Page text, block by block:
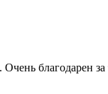
благодарен